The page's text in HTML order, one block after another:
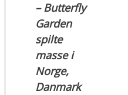
– Butterfly
Garden
spilte
masse i
Norge,
Danmark